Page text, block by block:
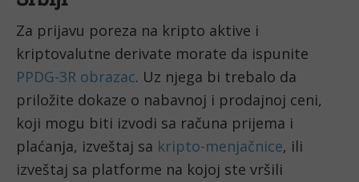
Za prijavu poreza na kripto aktive i
kriptovalutne derivate morate da ispunite
PPDG-3R obrazac. Uz njega bi trebalo da
priložite dokaze o nabavnoj i prodajnoj ceni,
koji mogu biti izvodi sa računa prijema i
plaćanja, izveštaj sa kripto-menjačnice, ili
izveštaj sa platforme na kojoj ste vršili